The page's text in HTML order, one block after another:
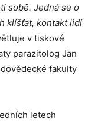
sobě. Jedná se o
klíšťat, kontakt lidí
v tiskové
parazitolog Jan
fakulty
letech